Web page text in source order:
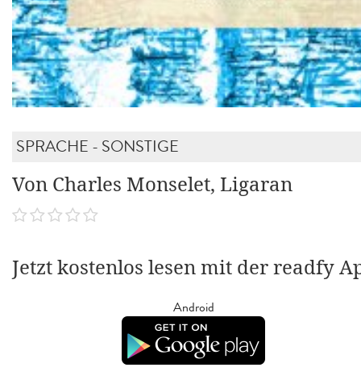
SPRACHE - SONSTIGE
Von Charles Monselet, Ligaran
Jetzt kostenlos lesen mit der readfy
Android